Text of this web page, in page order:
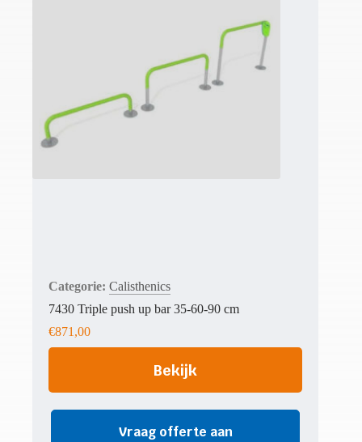
Calisthenics
7430 Triple push up bar 35-60-90 cm
€871,00
Bekijk
Vraag offerte aan